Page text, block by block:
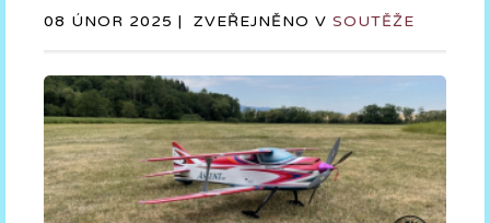
08 ÚNOR 2025 | ZVEŘEJNĚNO V SOUTĚŽE